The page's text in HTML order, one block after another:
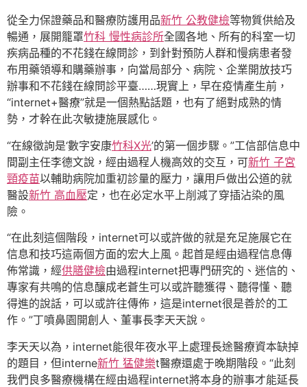
從全力保證藥品和醫療防護用品新竹 公教健檢等物質供給及
暢通，展開籠罩竹科 慢性病診所全國各地、所有的科室一切
疾病品種的不花錢在線問診，到針對預防人群和慢病患者發
布用藥領導和購藥辦事，向當局部分、病院、企業開放技巧
辦事和不花錢在線問診平臺……現實上，早在疫情產生前，
“internet+醫療”就是一個熱點話題，也有了絕對成熟的情
勢，才幹在此次敏捷施展感化。
“在線徵詢是‘數字安康竹科X光’的第一個步驟。”工信部信息中
間副主任李德文說，經由過程人機高效的交互，可新竹 子宮
頸疫苗以輔助病院加重初診量的壓力，讓用戶做出公道的就
醫設新竹 高血壓定，也在必定水平上削減了穿插沾染的風
險。
“在此刻這個階段，internet可以或許做的就是充足施展它在
信息和技巧這兩個方面的宏大上風。起首是經由過程信息傳
佈常識，經供膳健檢由過程internet把專門研究的、迷信的、
專家有共鳴的信息釀成老蒼生可以或許聽獲得、聽得懂、聽
得進的說話，可以或許往傳佈，這是internet很是善於的工
作。”丁噴鼻園開創人、董事長李天天說。
李天天以為，internet能很年夜水平上處理長途醫療資本缺掉
的題目，但interne新竹 猛健樂t醫療還處于晚期階段。“此刻
我們良多醫療機構在經由過程internet將本身的辦事才能延長